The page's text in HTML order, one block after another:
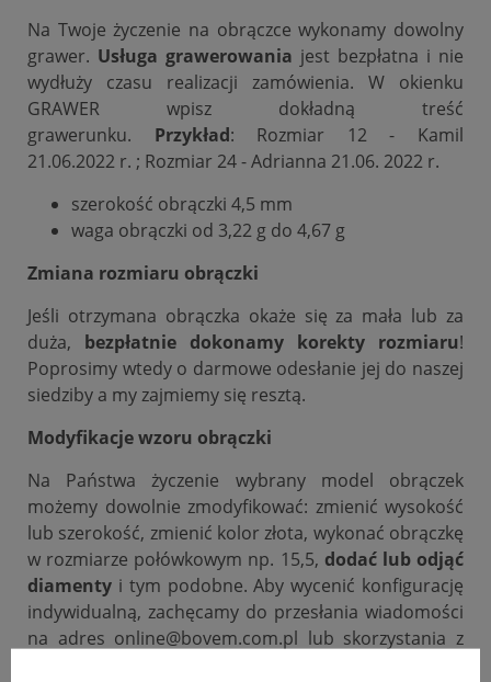
Na Twoje życzenie na obrączce wykonamy dowolny
grawer. Usługa grawerowania jest bezpłatna i nie
wydłuży czasu realizacji zamówienia. W okienku
GRAWER wpisz dokładną treść
grawerunku.
Przykład: Rozmiar 12 - Kamil
21.06.2022 r. ; Rozmiar 24 - Adrianna 21.06. 2022 r.
szerokość obrączki 4,5 mm
waga obrączki od 3,22 g do 4,67 g
Zmiana rozmiaru obrączki
Jeśli otrzymana obrączka okaże się za mała lub za
duża, bezpłatnie dokonamy korekty rozmiaru!
Poprosimy wtedy o darmowe odesłanie jej do naszej
siedziby a my zajmiemy się resztą.
Modyfikacje wzoru obrączki
Na Państwa życzenie wybrany model obrączek
możemy dowolnie zmodyfikować: zmienić wysokość
lub szerokość, zmienić kolor złota, wykonać obrączkę
w rozmiarze połówkowym np. 15,5, dodać lub odjąć
diamenty i tym podobne. Aby wycenić konfigurację
indywidualną, zachęcamy do przesłania wiadomości
na adres online@bovem.com.pl lub skorzystania z